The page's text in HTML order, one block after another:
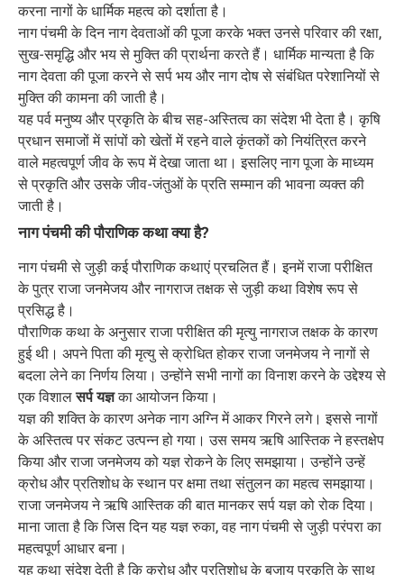
करना नागों के धार्मिक महत्व को दर्शाता है।
नाग पंचमी के दिन नाग देवताओं की पूजा करके भक्त उनसे परिवार की रक्षा,
सुख-समृद्धि और भय से मुक्ति की प्रार्थना करते हैं। धार्मिक मान्यता है कि
नाग देवता की पूजा करने से सर्प भय और नाग दोष से संबंधित परेशानियों से
मुक्ति की कामना की जाती है।
यह पर्व मनुष्य और प्रकृति के बीच सह-अस्तित्व का संदेश भी देता है। कृषि
प्रधान समाजों में सांपों को खेतों में रहने वाले कृंतकों को नियंत्रित करने
वाले महत्वपूर्ण जीव के रूप में देखा जाता था। इसलिए नाग पूजा के माध्यम
से प्रकृति और उसके जीव-जंतुओं के प्रति सम्मान की भावना व्यक्त की
जाती है।
नाग पंचमी की पौराणिक कथा क्या है?
नाग पंचमी से जुड़ी कई पौराणिक कथाएं प्रचलित हैं। इनमें राजा परीक्षित
के पुत्र राजा जनमेजय और नागराज तक्षक से जुड़ी कथा विशेष रूप से
प्रसिद्ध है।
पौराणिक कथा के अनुसार राजा परीक्षित की मृत्यु नागराज तक्षक के कारण
हुई थी। अपने पिता की मृत्यु से क्रोधित होकर राजा जनमेजय ने नागों से
बदला लेने का निर्णय लिया। उन्होंने सभी नागों का विनाश करने के उद्देश्य से
एक विशालसर्प यज्ञका आयोजन किया।
यज्ञ की शक्ति के कारण अनेक नाग अग्नि में आकर गिरने लगे। इससे नागों
के अस्तित्व पर संकट उत्पन्न हो गया। उस समय ऋषि आस्तिक ने हस्तक्षेप
किया और राजा जनमेजय को यज्ञ रोकने के लिए समझाया। उन्होंने उन्हें
क्रोध और प्रतिशोध के स्थान पर क्षमा तथा संतुलन का महत्व समझाया।
राजा जनमेजय ने ऋषि आस्तिक की बात मानकर सर्प यज्ञ को रोक दिया।
माना जाता है कि जिस दिन यह यज्ञ रुका, वह नाग पंचमी से जुड़ी परंपरा का
महत्वपूर्ण आधार बना।
यह कथा संदेश देती है कि क्रोध और प्रतिशोध के बजाय प्रकृति के साथ